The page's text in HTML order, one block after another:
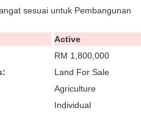
sesuai untuk Pembangunan
Active
RM 1,800,000
Land For Sale
Agriculture
Individual